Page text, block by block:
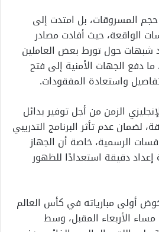
المسروقات، بل امتدت إلى
الواقعة، حيث أفادت مصادر
شبهات حول تورط بعض العاملين
دفع الجهات الأمنية إلى فتح
واستعادة المفقودات.
الزمن من أجل توفير بدائل
لضمان عدم تأثر البرنامج التدريبي
الرسمية، خاصة أن الجهاز
دقيقة استعدادًا للظهور
أولى مبارياته في كأس العالم
مساء الأربعاء المقبل، وسط